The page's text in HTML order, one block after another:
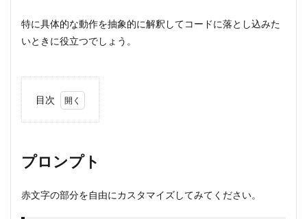
特に具体的な動作を抽象的に解釈してコードに落とし込みた
いときに役立つでしょう。
目次
ト
プロ
ンプ
プロンプト
赤文字の部分を自由にカスタマイズしてみてください。